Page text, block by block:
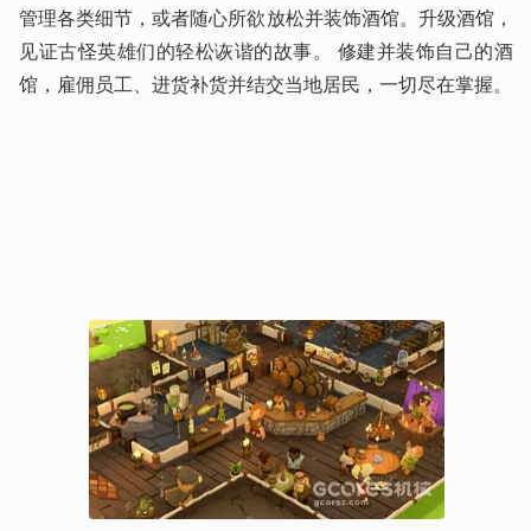
管理各类细节，或者随心所欲放松并装饰酒馆。升级酒馆，
见证古怪英雄们的轻松诙谐的故事。 修建并装饰自己的酒
馆，雇佣员工、进货补货并结交当地居民，一切尽在掌握。